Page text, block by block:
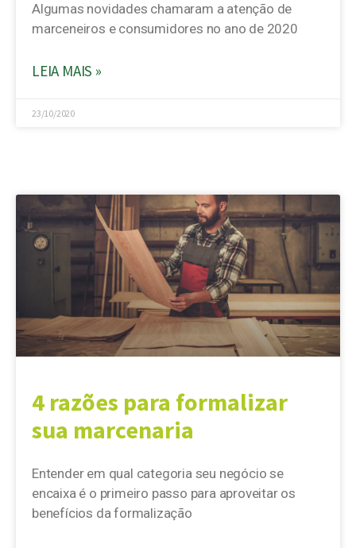
Algumas novidades chamaram a atenção de
marceneiros e consumidores no ano de 2020
LEIA MAIS »
23/10/2020
4 razões para formalizar
sua marcenaria
Entender em qual categoria seu negócio se
encaixa é o primeiro passo para aproveitar os
benefícios da formalização